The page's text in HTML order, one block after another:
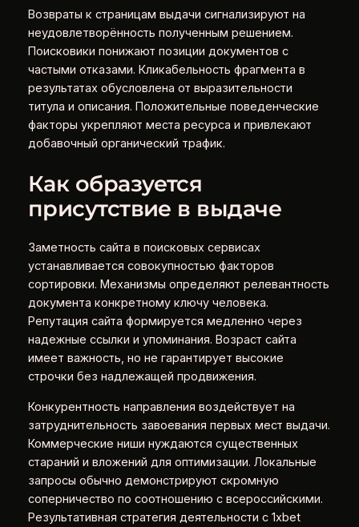
Возвраты к страницам выдачи сигнализируют на
неудовлетворённость полученным решением.
Поисковики понижают позиции документов с
частыми отказами. Кликабельность фрагмента в
результатах обусловлена от выразительности
титула и описания. Положительные поведенческие
факторы укрепляют места ресурса и привлекают
добавочный органический трафик.
Как образуется
присутствие в выдаче
Заметность сайта в поисковых сервисах
устанавливается совокупностью факторов
сортировки. Механизмы определяют релевантность
документа конкретному ключу человека.
Репутация сайта формируется медленно через
надежные ссылки и упоминания. Возраст сайта
имеет важность, но не гарантирует высокие
строчки без надлежащей продвижения.
Конкурентность направления воздействует на
затруднительность завоевания первых мест выдачи.
Коммерческие ниши нуждаются существенных
стараний и вложений для оптимизации. Локальные
запросы обычно демонстрируют скромную
соперничество по соотношению с всероссийскими.
Результативная стратегия деятельности с 1xbet